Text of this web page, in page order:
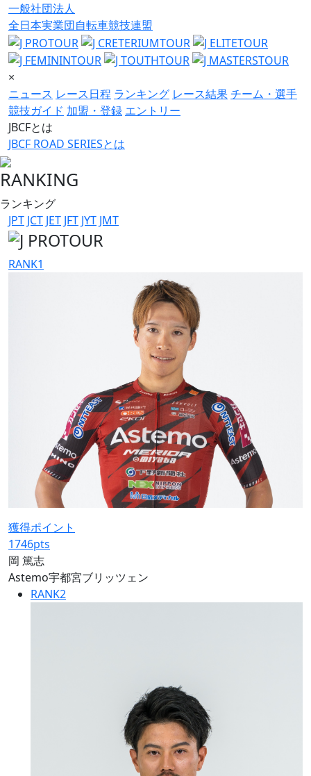
一般社団法人
全日本実業団自転車競技連盟
×
ニュース レース日程 ランキング レース結果チーム・選手
競技ガイド 加盟・登録 エントリー
JBCFとは
JBCF ROAD SERIESとは
RANKING
ランキング
JPT JCT JET JFT JYT JMT
RANK1
獲得ポイント
1746pts
岡 篤志
Astemo宇都宮ブリッツェン
RANK2